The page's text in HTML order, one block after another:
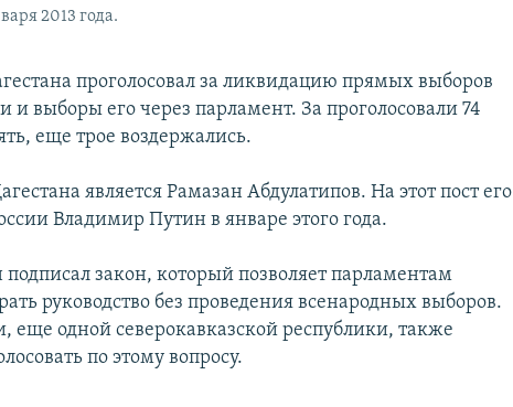
2013 года.
проголосовал за ликвидацию прямых выборов
и выборы его через парламент. За проголосовали 74
еще трое воздержались.
является Рамазан Абдулатипов. На этот пост его
Владимир Путин в январе этого года.
закон, который позволяет парламентам
руководство без проведения всенародных выборов.
одной северокавказской республики, также
по этому вопросу.